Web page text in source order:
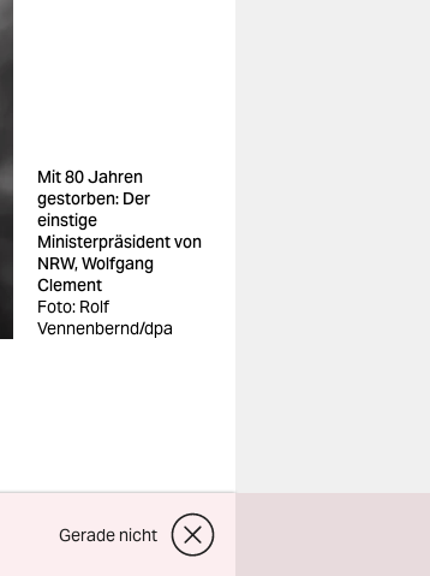
Mit 80 Jahren
gestorben: Der
einstige
Ministerpräsident von
NRW, Wolfgang
Clement
Foto: Rolf
Vennenbernd/dpa
Gerade nicht